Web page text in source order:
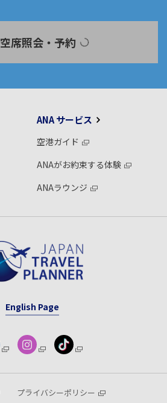
空席照会・予約
ANA サービス
空港ガイド
ANAがお約束する体験
ANAラウンジ
English Page
プライバシーポリシー